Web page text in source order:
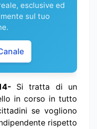
esclusive ed
sul tuo
Si tratta di un
in corso in tutto
se vogliono
rispetto